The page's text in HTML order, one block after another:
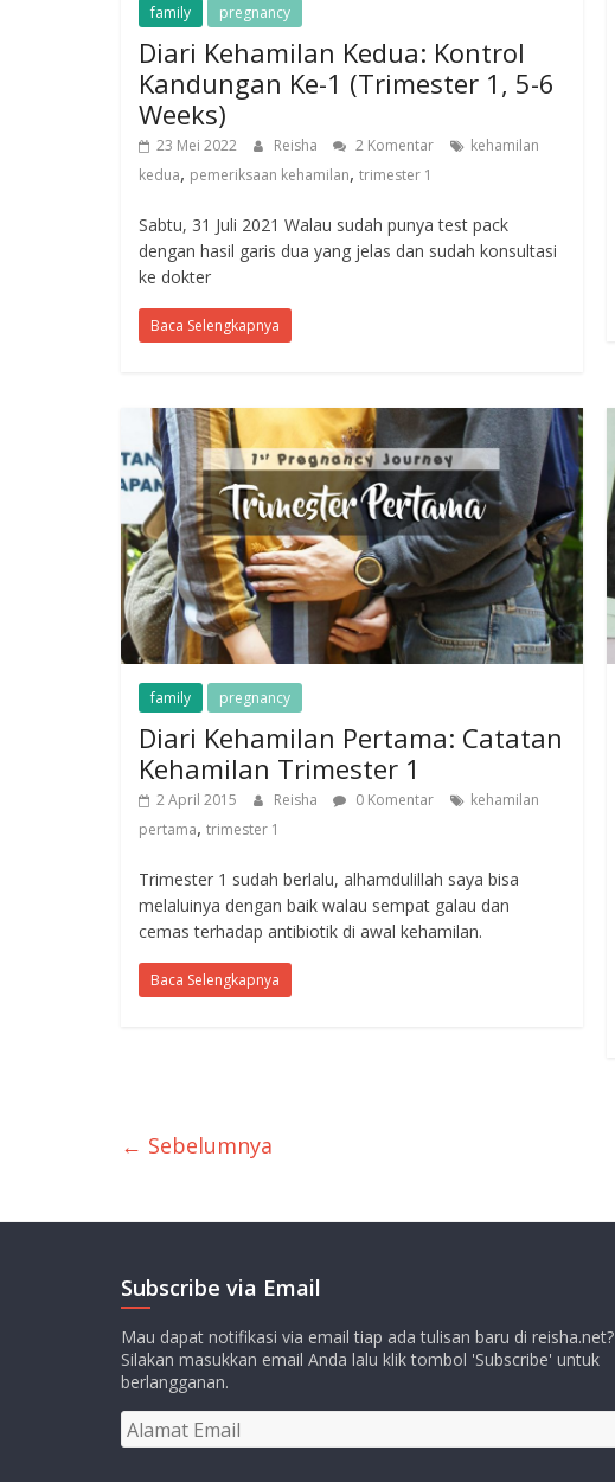
family pregnancy
Diari Kehamilan Kedua: Kontrol
Kandungan Ke-1 (Trimester 1, 5-6
Weeks)
23 Mei 2022 Reisha 2 Komentar
kehamilan
kedua, pemeriksaan kehamilan, trimester 1
Sabtu, 31 Juli 2021 Walau sudah punya test pack
dengan hasil garis dua yang jelas dan sudah konsultasi
ke dokter
Baca Selengkapnya
family pregnancy
Diari Kehamilan Pertama: Catatan
Kehamilan Trimester 1
2 April 2015 Reisha 0 Komentar
kehamilan
pertama, trimester 1
Trimester 1 sudah berlalu, alhamdulillah saya bisa
melaluinya dengan baik walau sempat galau dan
cemas terhadap antibiotik di awal kehamilan.
Baca Selengkapnya
← Sebelumnya
Subscribe via Email
Mau dapat notifikasi via email tiap ada tulisan baru di reisha.net?
Silakan masukkan email Anda lalu klik tombol 'Subscribe' untuk
berlangganan.
Alamat
Email